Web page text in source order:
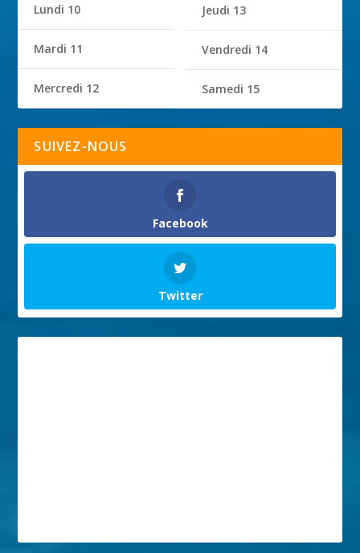
Lundi 10
Mardi 11
Mercredi 12
Jeudi 13
Vendredi 14
Samedi 15
SUIVEZ-NOUS
Facebook
Twitter